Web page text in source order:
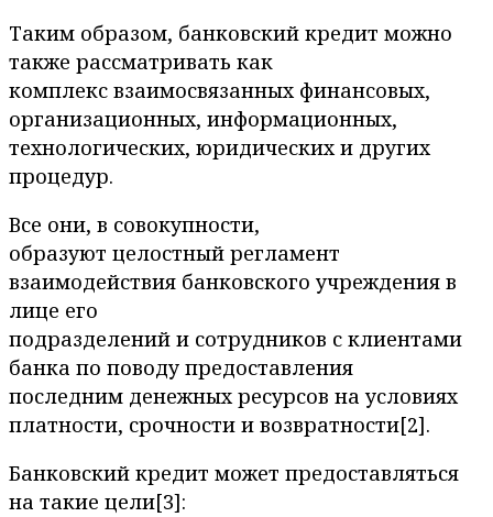
Таким образом, банковский кредит можно
также рассматривать как
комплекс взаимосвязанных финансовых,
организационных, информационных,
технологических, юридических и других
процедур.
Все они, в совокупности,
образуют целостный регламент
взаимодействия банковского учреждения в
лице его
подразделений и сотрудников с клиентами
банка по поводу предоставления
последним денежных ресурсов на условиях
платности, срочности и возвратности[2].
Банковский кредит может предоставляться
на такие цели[3]: